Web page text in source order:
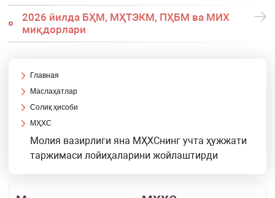
2026 йилда БҲМ, МҲТЭКМ, ПҲБМ ва МИХ
миқдорлари
Главная
Маслаҳатлар
Солиқ ҳисоби
МҲХС
Молия вазирлиги яна МҲХСнинг учта ҳужжати
таржимаси лойиҳаларини жойлаштирди